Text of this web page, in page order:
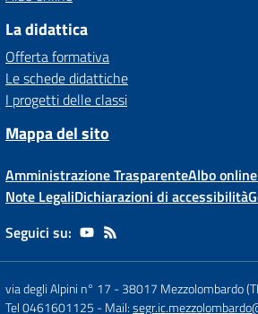
La didattica
Offerta formativa
Le schede didattiche
I progetti delle classi
Mappa del sito
Amministrazione TrasparenteAlbo online
Note LegaliDichiarazioni di accessibilità
Seguici su:
via degli Alpini n° 17 -38017 Mezzolombardo
Tel 0461601125 - Mail: